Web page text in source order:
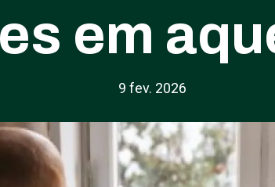
em
9 fev. 2026